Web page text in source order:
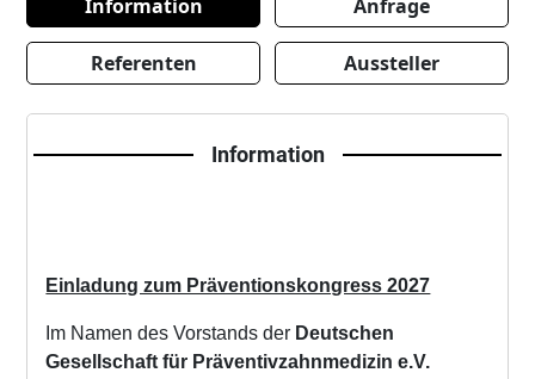
Information Anfrage
Referenten Aussteller
Information
Einladung zum Präventionskongress 2027
Im Namen des Vorstands der Deutschen
Gesellschaft für Präventivzahnmedizin e.V.